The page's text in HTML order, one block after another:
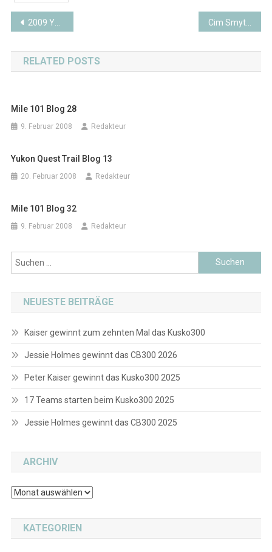
Beitragsnavigation
2009 Yukon Quest Trail Blog 4
RELATED POSTS
Mile 101 Blog 28
9. Februar 2008 Redakteur
Yukon Quest Trail Blog 13
20. Februar 2008 Redakteur
Mile 101 Blog 32
9. Februar 2008 Redakteur
Suchen
nach:
NEUESTE BEITRÄGE
Kaiser gewinnt zum zehnten Mal das Kusko300
Jessie Holmes gewinnt das CB300 2026
Peter Kaiser gewinnt das Kusko300 2025
17 Teams starten beim Kusko300 2025
Jessie Holmes gewinnt das CB300 2025
ARCHIV
Archiv
KATEGORIEN